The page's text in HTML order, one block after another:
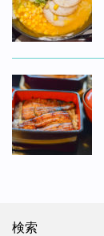
検索